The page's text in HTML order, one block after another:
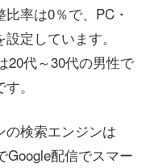
率は0％で、PC・
定しています。
20代～30代の男性で
。
の検索エンジンは
Google配信でスマー